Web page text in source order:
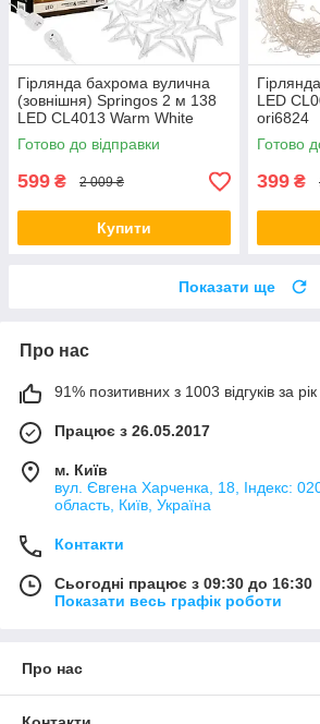
Гірлянда бахрома вулична
(зовнішня) Springos 2 м 138
LED CL4013 Warm White
ori6850
Готово до відправки
599 ₴ 2 009 ₴
Купити
LED
ori6824
Готово
399 ₴
Показати ще
Про нас
91% позитивних з 1003 відгуків за рік
Працює з 26.05.2017
м. Київ
вул. Євгена Харченка, 18, Індекс:
область, Київ, Україна
Контакти
Сьогодні працює з 09:30 до 16:30
Показати весь графік роботи
Про нас